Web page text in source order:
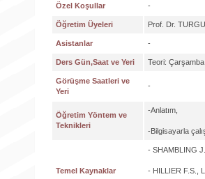
Özel Koşullar -
Öğretim Üyeleri Prof. Dr.
Asistanlar -
Ders Gün,Saat ve Yeri Teori:
Görüşme Saatleri ve
Yeri
-
Öğretim Yöntem ve
Teknikleri
-Anlatım,
-Bilgisayarla
Temel Kaynaklar
- SHAMBLING
- HILLIER F.S.,